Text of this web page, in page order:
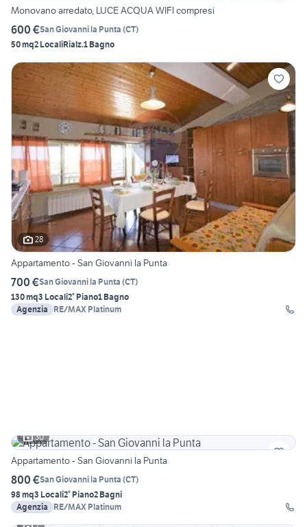
Monovano arredato, LUCE ACQUA WIFI compresi
600 €San Giovanni la Punta (CT)
50 mq2 LocaliRialz.1 Bagno
28
Appartamento - San Giovanni la Punta
700 €San Giovanni la Punta (CT)
130 mq3 Locali2° Piano1 Bagno
Agenzia
RE/MAX Platinum
30
Appartamento - San Giovanni la Punta
800 €San Giovanni la Punta (CT)
98 mq3 Locali2° Piano2 Bagni
Agenzia
RE/MAX Platinum